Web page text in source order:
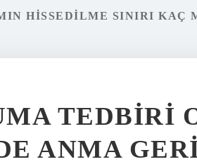
HISSEDILME SINIRI KAÇ
TEDBIRI
ANMA